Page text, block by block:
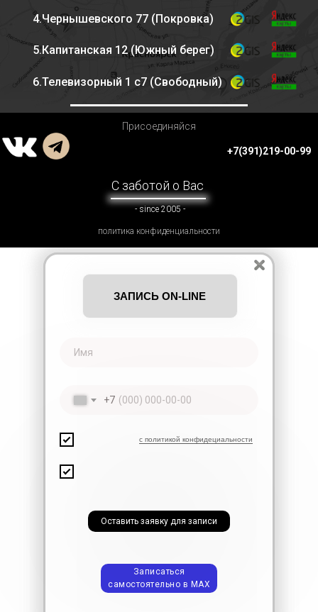
4.Чернышевского 77 (Покровка)
5.Капитанская 12 (Южный берег)
6.Телевизорный 1 с7 (Свободный)
- since 2005 -
Присоединяйся
С заботой о Вас
политика конфиденциальности
+7(391)219-00-99
ЗАПИСЬ ON-LINE
Записаться
самостоятельно в МАХ
Имя
+7
с политикой конфидециальности
Оставить заявку для записи